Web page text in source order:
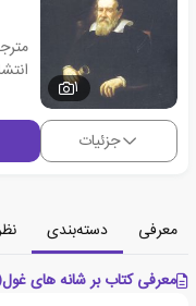
1
جزئیات
معرفی دسته‌بندی
معرفی کتاب بر شانه های